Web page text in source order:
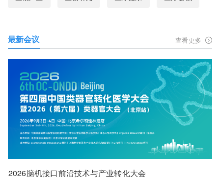
最新会议 查看更多
2026脑机接口前沿技术与产业转化大会